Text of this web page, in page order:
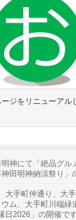
ジをリニューアル
明神にて「絶品グ
田明神納涼祭り」
大手町仲通り、大
ム、大手町川端緑
日2026」の開催です